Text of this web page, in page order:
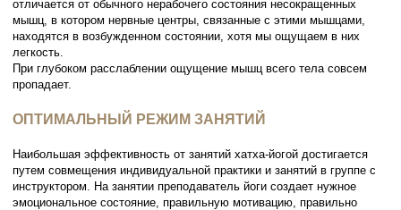
отличается от обычного нерабочего состояния несокращенных
мышц, в котором нервные центры, связанные с этими мышцами,
находятся в возбужденном состоянии, хотя мы ощущаем в них
легкость.
При глубоком расслаблении ощущение мышц всего тела совсем
пропадает.
ОПТИМАЛЬНЫЙ РЕЖИМ ЗАНЯТИЙ
Наибольшая эффективность от занятий хатха-йогой достигается
путем совмещения индивидуальной практики и занятий в группе с
инструктором. На занятии преподаватель йоги создает нужное
эмоциональное состояние, правильную мотивацию, правильно